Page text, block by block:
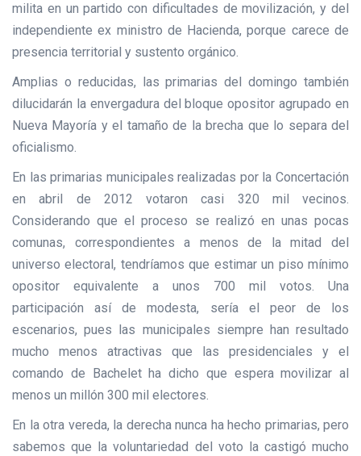
milita en un partido con dificultades de movilización, y del
independiente ex ministro de Hacienda, porque carece de
presencia territorial y sustento orgánico.
Amplias o reducidas, las primarias del domingo también
dilucidarán la envergadura del bloque opositor agrupado en
Nueva Mayoría y el tamaño de la brecha que lo separa del
oficialismo.
En las primarias municipales realizadas por la Concertación
en abril de 2012 votaron casi 320 mil vecinos.
Considerando que el proceso se realizó en unas pocas
comunas, correspondientes a menos de la mitad del
universo electoral, tendríamos que estimar un piso mínimo
opositor equivalente a unos 700 mil votos. Una
participación así de modesta, sería el peor de los
escenarios, pues las municipales siempre han resultado
mucho menos atractivas que las presidenciales y el
comando de Bachelet ha dicho que espera movilizar al
menos un millón 300 mil electores.
En la otra vereda, la derecha nunca ha hecho primarias, pero
sabemos que la voluntariedad del voto la castigó mucho